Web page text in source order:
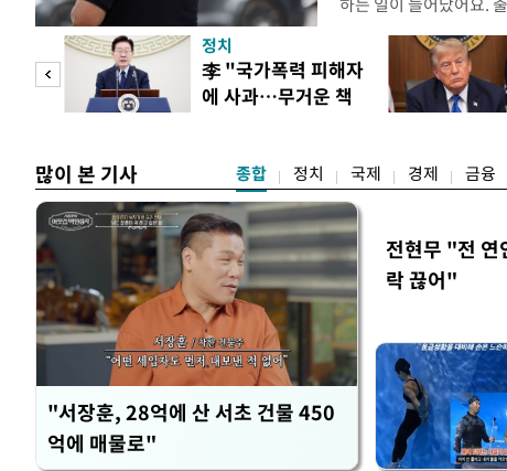
거나, 누가 길을 막고
(40대 직장인 A씨) 유례
에도 쉽게 짜증을 내거
있다. 높은 기온과 습도
정치
李 "국가폭력 피해자
에 사과…무거운 책
많이 본 기사 종합 정치 국제 경제 금융
"서장훈, 28억에 산 서초 건물 450
억에 매물로"
전현무 "전 연
락 끊어"